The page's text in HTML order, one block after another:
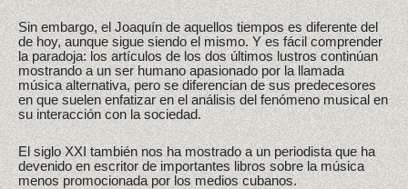
Sin embargo, el Joaquín de aquellos tiempos es diferente del
de hoy, aunque sigue siendo el mismo. Y es fácil comprender
la paradoja: los artículos de los dos últimos lustros continúan
mostrando a un ser humano apasionado por la llamada
música alternativa, pero se diferencian de sus predecesores
en que suelen enfatizar en el análisis del fenómeno musical en
su interacción con la sociedad.
El siglo XXI también nos ha mostrado a un periodista que ha
devenido en escritor de importantes libros sobre la música
menos promocionada por los medios cubanos.